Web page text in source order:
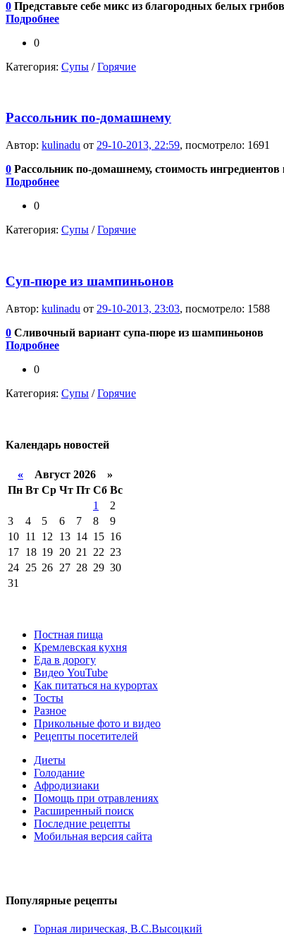
0 Представьте себе микс из благородных белых
Подробнее
0
Категория: Супы /Горячие
Рассольник по-домашнему
Автор: kulinadu от 29-10-2013, 22:59, посмотрело: 1691
0 Рассольник по-домашнему, стоимость
Подробнее
0
Категория: Супы /Горячие
Суп-пюре из шампиньонов
Автор: kulinadu от 29-10-2013, 23:03, посмотрело: 1588
0 Сливочный вариант супа-пюре из шампиньонов
Подробнее
0
Категория: Супы /Горячие
Календарь новостей
« Август 2026 »
Пн Вт Ср Чт Пт Сб Вс
1
2
3
4 5 6 7 8
9
10 11 12 13 14 15 16
17 18 19 20 21 22 23
24 25 26 27 28 29 30
31
Постная пища
Кремлевская кухня
Еда в дорогу
Видео YouTube
Как питаться на курортах
Тосты
Разное
Прикольные фото и видео
Рецепты посетителей
Диеты
Голодание
Афродизиаки
Помощь при отравлениях
Расширенный поиск
Последние рецепты
Мобильная версия сайта
Популярные рецепты
Горная лирическая, В.С.Высоцкий